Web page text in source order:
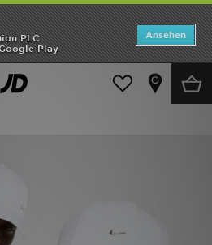
PLC
Play
Ansehen
Accessoires Caps
Swoosh Cap